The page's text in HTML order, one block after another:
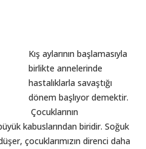
i
Kış aylarının başlamasıyla
birlikte annelerinde
hastalıklarla savaştığı
dönem başlıyor demektir.
Çocuklarının
kabuslarından biridir. Soğuk
çocuklarımızın direnci daha